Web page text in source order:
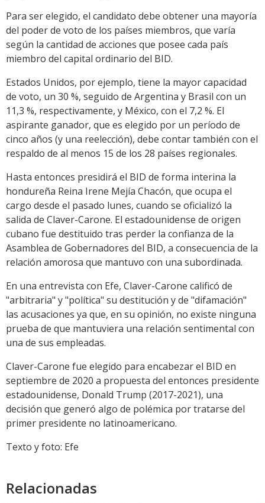
Para ser elegido, el candidato debe obtener una mayoría
del poder de voto de los países miembros, que varía
según la cantidad de acciones que posee cada país
miembro del capital ordinario del BID.
Estados Unidos, por ejemplo, tiene la mayor capacidad
de voto, un 30 %, seguido de Argentina y Brasil con un
11,3 %, respectivamente, y México, con el 7,2 %. El
aspirante ganador, que es elegido por un período de
cinco años (y una reelección), debe contar también con el
respaldo de al menos 15 de los 28 países regionales.
Hasta entonces presidirá el BID de forma interina la
hondureña Reina Irene Mejía Chacón, que ocupa el
cargo desde el pasado lunes, cuando se oficializó la
salida de Claver-Carone. El estadounidense de origen
cubano fue destituido tras perder la confianza de la
Asamblea de Gobernadores del BID, a consecuencia de la
relación amorosa que mantuvo con una subordinada.
En una entrevista con Efe, Claver-Carone calificó de
"arbitraria" y "política" su destitución y de "difamación"
las acusaciones ya que, en su opinión, no existe ninguna
prueba de que mantuviera una relación sentimental con
una de sus empleadas.
Claver-Carone fue elegido para encabezar el BID en
septiembre de 2020 a propuesta del entonces presidente
estadounidense, Donald Trump (2017-2021), una
decisión que generó algo de polémica por tratarse del
primer presidente no latinoamericano.
Texto y foto: Efe
Relacionadas